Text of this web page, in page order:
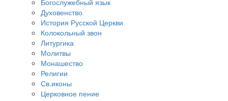
Богослужебный язык
Духовенство
История Русской Церкви
Колокольный звон
Литургика
Молитвы
Монашество
Религии
Св.иконы
Церковное пение